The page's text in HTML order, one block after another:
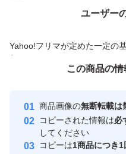
ユーザー
Yahoo!フリマが定めた一定の
付与しています
安心取引出品者
取引実績
価格の相談
この商品の
商品画像の無断転載は
コピーされた情報は必
してください
コピーは1商品につき1
この商品をみている人にオ